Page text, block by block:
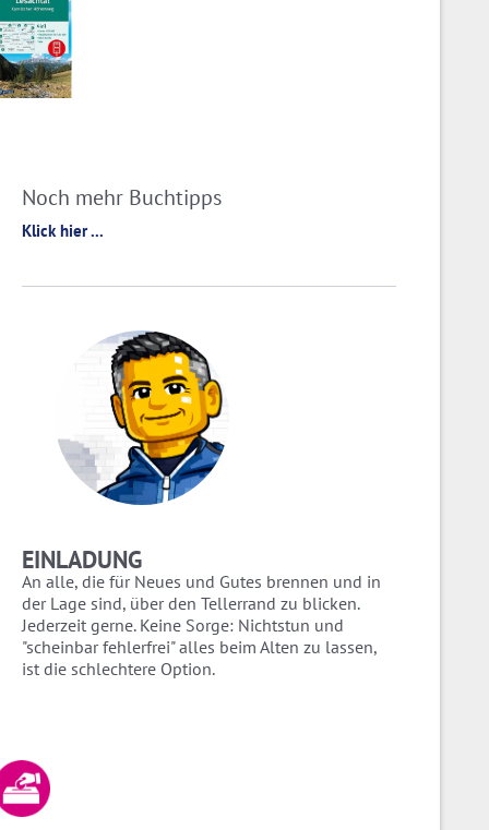
Noch mehr Buchtipps
Klick hier ...
EINLADUNG
An alle, die für Neues und Gutes brennen und in
der Lage sind, über den Tellerrand zu blicken.
Jederzeit gerne. Keine Sorge: Nichtstun und
"scheinbar fehlerfrei" alles beim Alten zu lassen,
ist die schlechtere Option.